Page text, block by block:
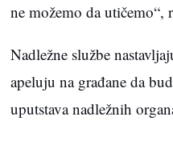
ne možemo da utičemo“,
Nadležne službe
apeluju na građane da
uputstava nadležnih